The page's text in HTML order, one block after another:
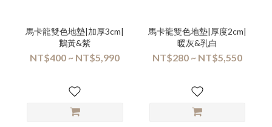
馬卡龍雙色地墊|加厚3cm|
鵝黃&紫
NT$400 ~ NT$5,990
馬卡龍雙色地墊|厚度2cm|
暖灰&乳白
NT$280 ~ NT$5,550